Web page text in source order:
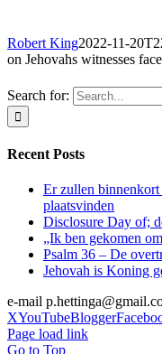
Robert King2022-11-
on Jehovahs witnesses
Search for:
Recent Posts
Er zullen binnenkort
plaatsvinden
Disclosure Day of;
„Ik ben gekomen
Psalm 36 – De
Jehovah is Koning
e-mail
XYouTubeBlogger
Page load link
Go to Top